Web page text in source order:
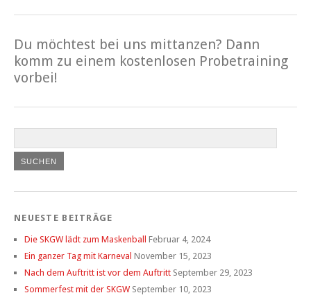
Du möchtest bei uns mittanzen? Dann
komm zu einem kostenlosen Probetraining
vorbei!
NEUESTE BEITRÄGE
Die SKGW lädt zum Maskenball
Februar 4, 2024
Ein ganzer Tag mit Karneval November 15, 2023
Nach dem Auftritt ist vor dem Auftritt September 29, 2023
Sommerfest mit der SKGW September 10, 2023